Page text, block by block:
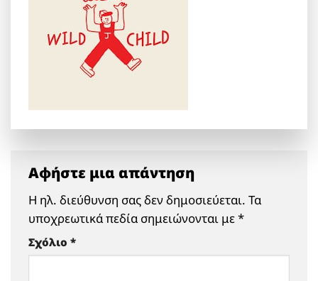
Αφήστε μια απάντηση
Η ηλ. διεύθυνση σας δεν δημοσιεύεται. Τα
υποχρεωτικά πεδία σημειώνονται με*
Σχόλιο *